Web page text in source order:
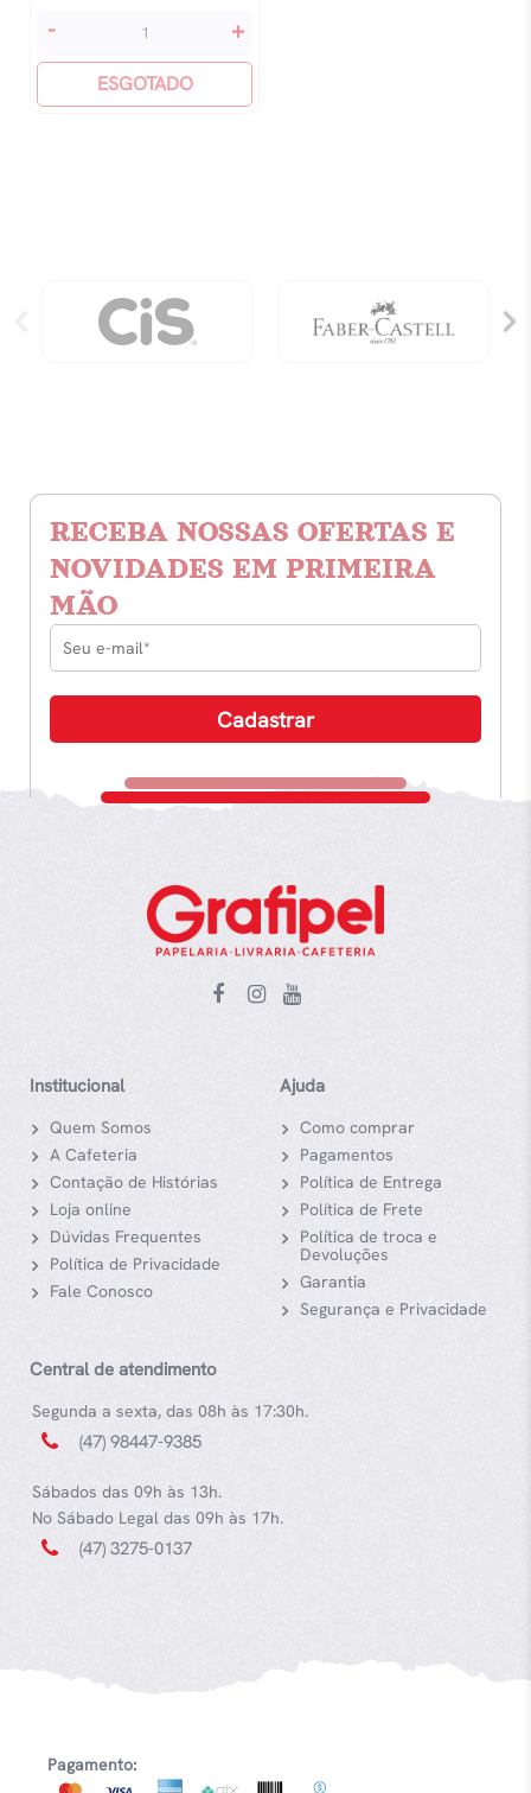
Miss
quantidade
- +
ESGOTADO
RECEBA NOSSAS OFERTAS E
NOVIDADES EM PRIMEIRA
MÃO
Institucional
Quem Somos
A Cafeteria
Contação de Histórias
Loja online
Dúvidas Frequentes
Política de Privacidade
Fale Conosco
Ajuda
Como comprar
Pagamentos
Política de Entrega
Política de Frete
Política de troca e
Devoluções
Garantia
Segurança e Privacidade
Central de atendimento
Segunda a sexta, das 08h às 17:30h.
(47) 98447-9385
Sábados das 09h às 13h.
No Sábado Legal das 09h às 17h.
(47) 3275-0137
Pagamento: